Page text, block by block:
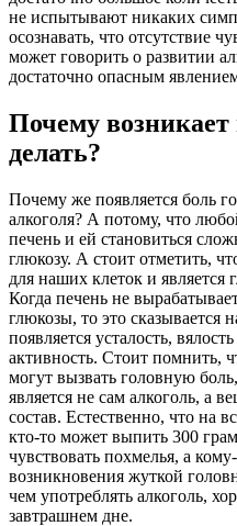
не испытывают никаких
осознавать, что отсутствие
может говорить о развитии
достаточно опасным
Почему возникает
делать?
Почему же появляется боль
алкоголя? А потому, что
печень и ей становиться
глюкозу. А стоит отметить,
для наших клеток и является
Когда печень не
глюкозы, то это сказывается
появляется усталость,
активность. Стоит помнить,
могут вызвать головную
является не сам алкоголь, а
состав. Естественно, что на
кто-то может выпить 300
чувствовать похмелья, а
возникновения жуткой
чем употреблять алкоголь,
завтрашнем дне.